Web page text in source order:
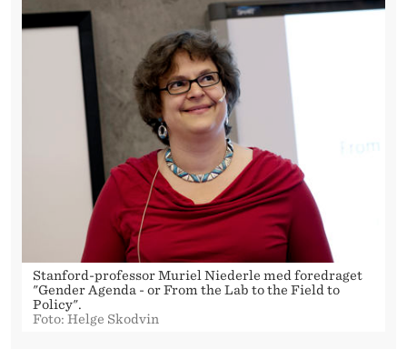
Stanford-professor Muriel Niederle med foredraget
"Gender Agenda - or From the Lab to the Field to
Policy".
Foto: Helge Skodvin